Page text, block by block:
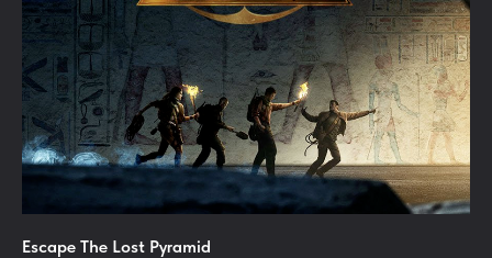
Escape The Lost Pyramid